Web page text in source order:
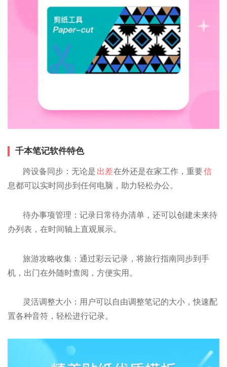
千本笔记软件特色
跨设备同步：无论是 出差在外还是在家工作，重要信
息都可以实时同步到任何电脑，助力轻松办公。
待办事项管理：记录日常待办清单，还可以创建未来待
办列表，在时间轴上直观展示。
旅游攻略收集：通过彩云记录，将旅行指南同步到手
机，出门在外随时查阅，方便实用。
灵活调整大小：用户可以自由调整笔记的大小，快速配
置各种音符，轻松进行记录。